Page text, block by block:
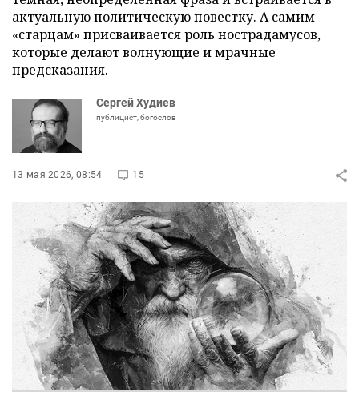
актуальную политическую повестку. А самим
«старцам» присваивается роль нострадамусов,
которые делают волнующие и мрачные
предсказания.
Сергей Худиев
публицист, богослов
13 мая 2026, 08:54 15